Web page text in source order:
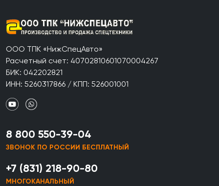
ООО ТПК «НижСпецАвто»
Расчетный счет: 40702810601070004267
БИК: 042202821
ИНН: 5260317866 / КПП: 526001001
8 800 550-39-04
ЗВОНОК ПО РОССИИ БЕСПЛАТНЫЙ
+7 (831) 218-90-80
МНОГОКАНАЛЬНЫЙ